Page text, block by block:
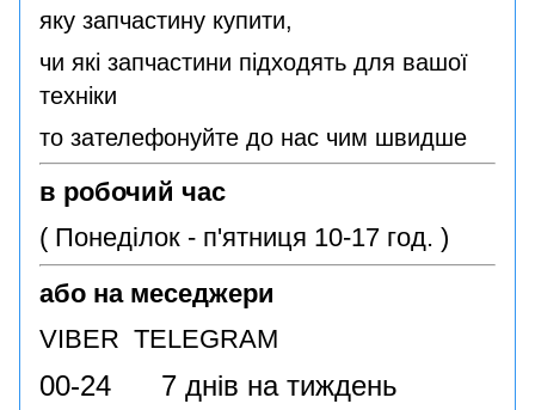
яку запчастину купити,
чи які запчастини підходять для вашої
техніки
то зателефонуйте до нас чим швидше
в робочий час
( Понеділок - п'ятниця 10-17 год. )
або на меседжери
VIBER TELEGRAM
00-24 7 днів на тиждень